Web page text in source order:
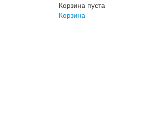
Корзина пуста
Корзина